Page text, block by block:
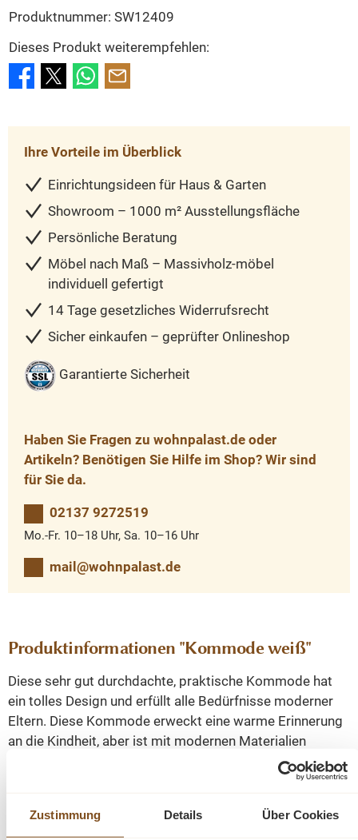
Zustimmung Details Über Cookies
Produktnummer: SW12409
Dieses Produkt weiterempfehlen:
Ihre Vorteile im Überblick
Einrichtungsideen für Haus & Garten
Showroom – 1000 m² Ausstellungsfläche
Persönliche Beratung
Möbel nach Maß – Massivholz-möbel
individuell gefertigt
14 Tage gesetzliches Widerrufsrecht
Sicher einkaufen – geprüfter Onlineshop
Garantierte Sicherheit
Haben Sie Fragen zu wohnpalast.de oder
Artikeln? Benötigen Sie Hilfe im Shop? Wir sind
für Sie da.
02137 9272519
Mo.-Fr. 10–18 Uhr, Sa. 10–16 Uhr
mail@wohnpalast.de
Produktinformationen "Kommode weiß"
Diese sehr gut durchdachte, praktische Kommode hat
ein tolles Design und erfüllt alle Bedürfnisse moderner
Eltern. Diese Kommode erweckt eine warme Erinnerung
an die Kindheit, aber ist mit modernen Materialien
gefertigt und lässt sich perfekt mit anderen Möbeln im
Abmessungen (BxTxH): 88 x 52 x 77 cm